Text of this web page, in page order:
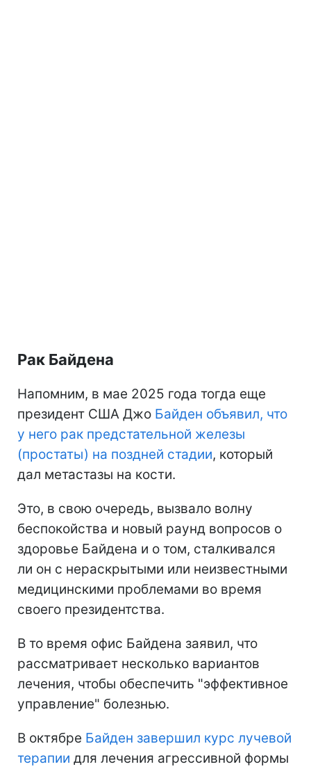
Рак Байдена
Напомним, в мае 2025 года тогда еще
президент США Джо Байден объявил, что
у него рак предстательной железы
(простаты) на поздней стадии, который
дал метастазы на кости.
Это, в свою очередь, вызвало волну
беспокойства и новый раунд вопросов о
здоровье Байдена и о том, сталкивался
ли он с нераскрытыми или неизвестными
медицинскими проблемами во время
своего президентства.
В то время офис Байдена заявил, что
рассматривает несколько вариантов
лечения, чтобы обеспечить "эффективное
управление" болезнью.
В октябре Байден завершил курс лучевой
терапии для лечения агрессивной формы